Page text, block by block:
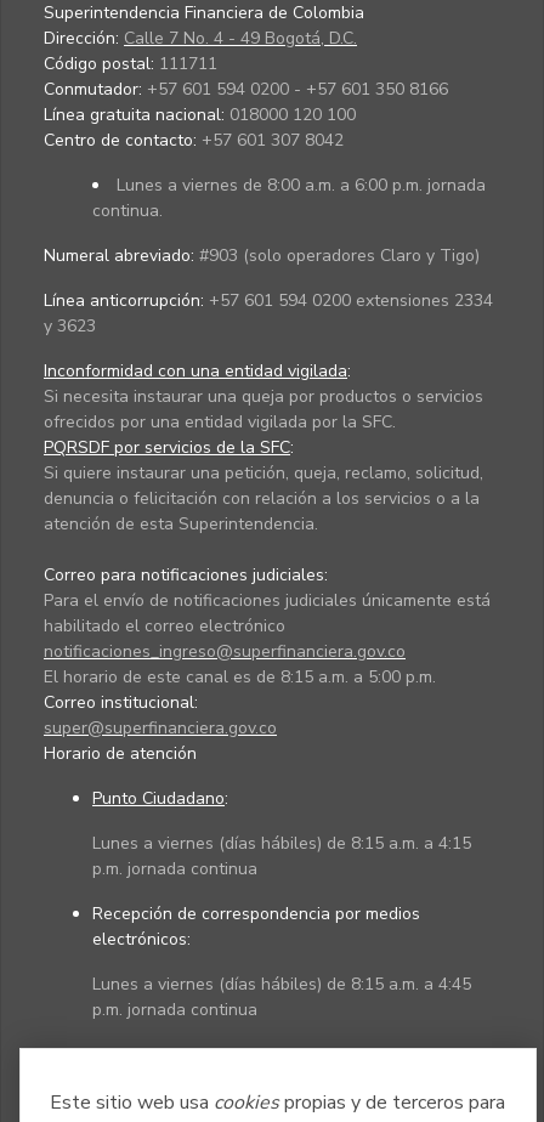
Este sitio web usa cookiespropias y de terceros para
Superintendencia Financiera de Colombia
Dirección: Calle 7 No. 4 - 49 Bogotá, D.C.
Código postal: 111711
Conmutador: +57 601 594 0200 - +57 601 350 8166
Línea gratuita nacional: 018000 120 100
Centro de contacto: +57 601 307 8042
Lunes a viernes de 8:00 a.m. a 6:00 p.m. jornada
continua.
Numeral abreviado: #903 (solo operadores Claro y Tigo)
Línea anticorrupción: +57 601 594 0200 extensiones 2334
y 3623
Inconformidad con una entidad vigilada:
Si necesita instaurar una queja por productos o servicios
ofrecidos por una entidad vigilada por la SFC.
PQRSDF por servicios de la SFC:
Si quiere instaurar una petición, queja, reclamo, solicitud,
denuncia o felicitación con relación a los servicios o a la
atención de esta Superintendencia.
Correo para notificaciones judiciales:
Para el envío de notificaciones judiciales únicamente está
habilitado el correo electrónico
notificaciones_ingreso@superfinanciera.gov.co
El horario de este canal es de 8:15 a.m. a 5:00 p.m.
Correo institucional:
super@superfinanciera.gov.co
Horario de atención
Punto Ciudadano:
Lunes a viernes (días hábiles) de 8:15 a.m. a 4:15
p.m. jornada continua
Recepción de correspondencia por medios
electrónicos:
Lunes a viernes (días hábiles) de 8:15 a.m. a 4:45
p.m. jornada continua